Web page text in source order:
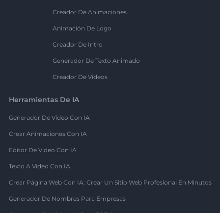
Creador De Animaciones
Animación De Logo
Creador De Intro
Generador De Texto Animado
Creador De Videos
Herramientas De IA
Generador De Video Con IA
Crear Animaciones Con IA
Editor De Video Con IA
Texto A Video Con IA
Crear Página Web Con IA: Crear Un Sitio Web Profesional En Minutos
Generador De Nombres Para Empresas